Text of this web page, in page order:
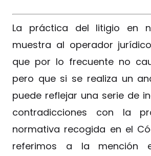
La práctica del litigio en
muestra al operador
que por lo frecuente no
pero que si se realiza un
puede reflejar una serie de
contradicciones con la
normativa recogida en el
referimos a la mención